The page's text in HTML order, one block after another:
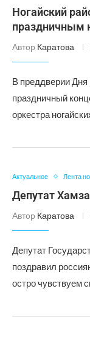
Ногайский
праздничным
Автор Каратова
В преддверии Дня
праздничный
оркестра
Актуальное Лента
Депутат
Автор Каратова
Депутат
поздравил
остро чувствуем